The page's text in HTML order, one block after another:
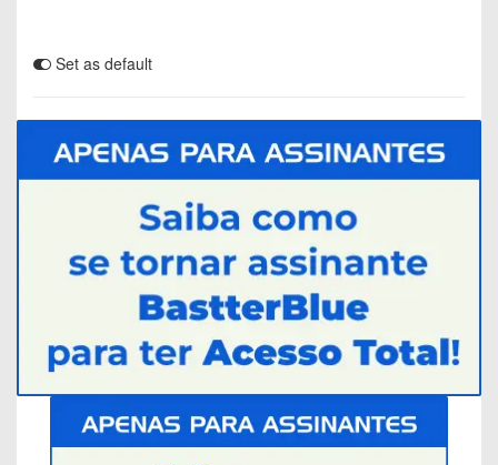
Set as default